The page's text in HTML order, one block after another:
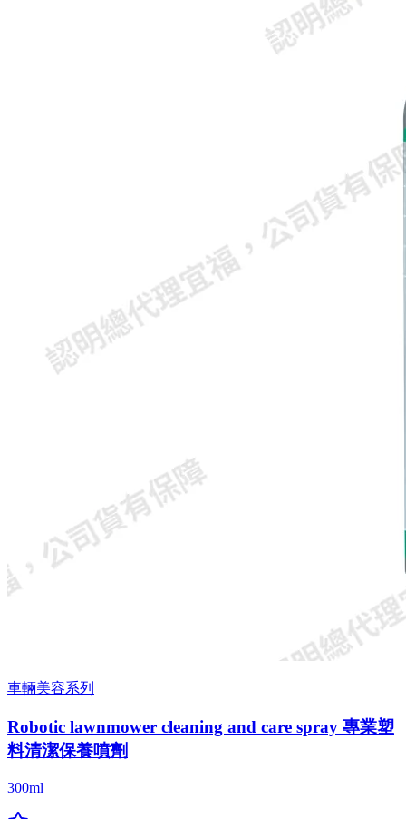
車輛美容系列
Robotic lawnmower cleaning and care spray 專業塑
料清潔保養噴劑
300ml